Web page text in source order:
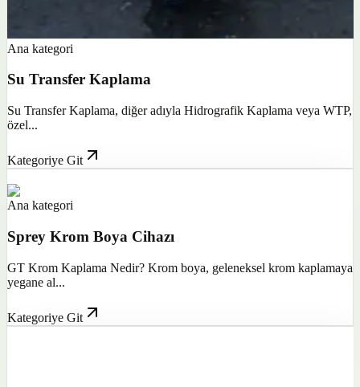
Ana kategori
Su Transfer Kaplama
Su Transfer Kaplama, diğer adıyla Hidrografik Kaplama veya WTP,
özel...
Kategoriye Git
Ana kategori
Sprey Krom Boya Cihazı
GT Krom Kaplama Nedir? Krom boya, geleneksel krom kaplamaya
yegane al...
Kategoriye Git